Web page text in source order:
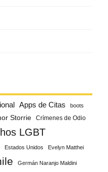
Apps de Citas boots
Storrie Crímenes de Odio
LGBT
Estados Unidos Evelyn Matthei
Germán Naranjo Maldini